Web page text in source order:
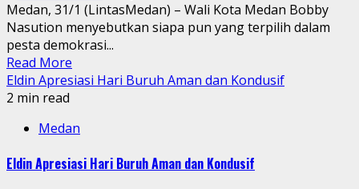
Medan, 31/1 (LintasMedan) – Wali Kota Medan Bobby
Nasution menyebutkan siapa pun yang terpilih dalam
pesta demokrasi...
Read More
Eldin Apresiasi Hari Buruh Aman dan Kondusif
2 min read
Medan
Eldin Apresiasi Hari Buruh Aman dan Kondusif